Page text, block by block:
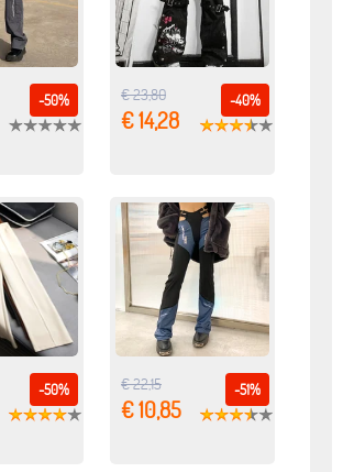
-50% -40%
€ 23,80
€ 14,28
-50% -51%
€ 22,15
€ 10,85